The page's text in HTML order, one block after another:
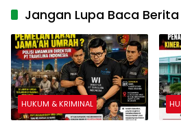
Jangan Lupa Baca Berita
HUKUM & KRIMINAL